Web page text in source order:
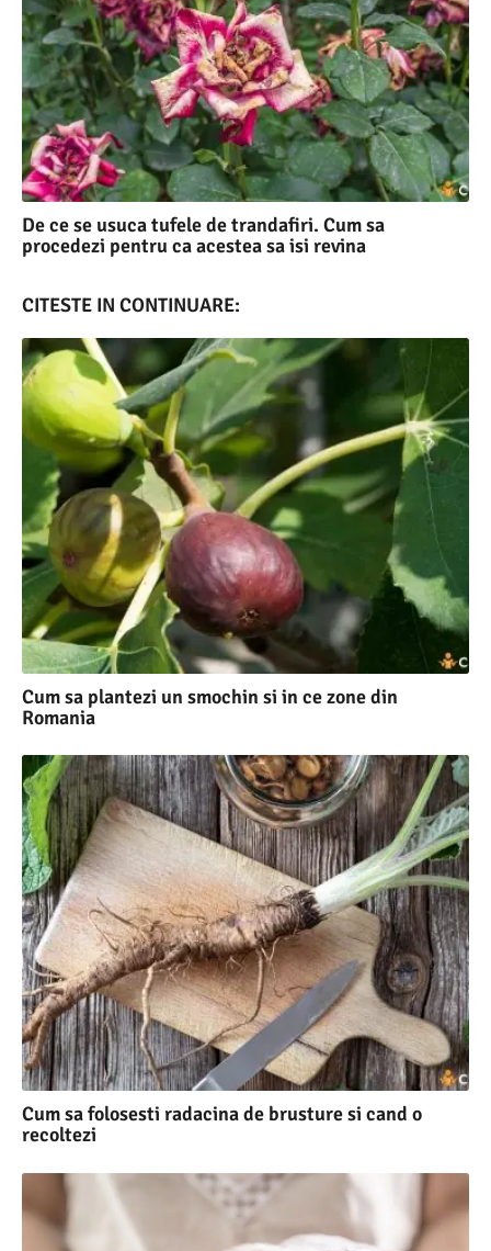
De ce se usuca tufele de trandafiri. Cum sa
procedezi pentru ca acestea sa isi revina
CITESTE IN CONTINUARE:
Cum sa plantezi un smochin si in ce zone din
Romania
Cum sa folosesti radacina de brusture si cand o
recoltezi